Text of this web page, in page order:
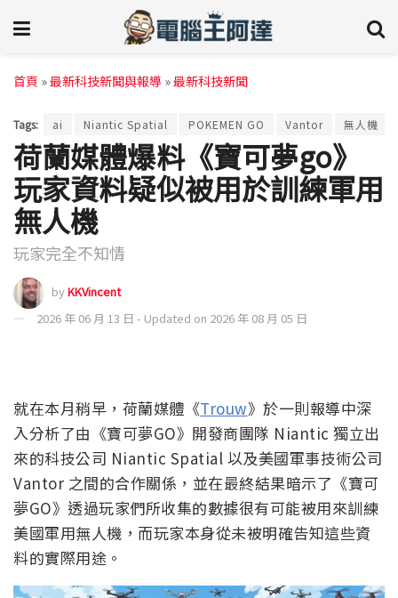
首頁 »最新科技新聞與報導 »最新科技新聞
Tags: ai Niantic Spatial POKEMEN GO Vantor 無人機
荷蘭媒體爆料《寶可夢go》
玩家資料疑似被用於訓練軍用
無人機
玩家完全不知情
byKKVincent
2026 年 06 月 13 日 - Updated on 2026 年 08 月 05 日
就在本月稍早，荷蘭媒體《Trouw》於一則報導中深
入分析了由《寶可夢GO》開發商團隊 Niantic 獨立出
來的科技公司 Niantic Spatial 以及美國軍事技術公司
Vantor 之間的合作關係，並在最終結果暗示了《寶可
夢GO》透過玩家們所收集的數據很有可能被用來訓練
美國軍用無人機，而玩家本身從未被明確告知這些資
料的實際用途。